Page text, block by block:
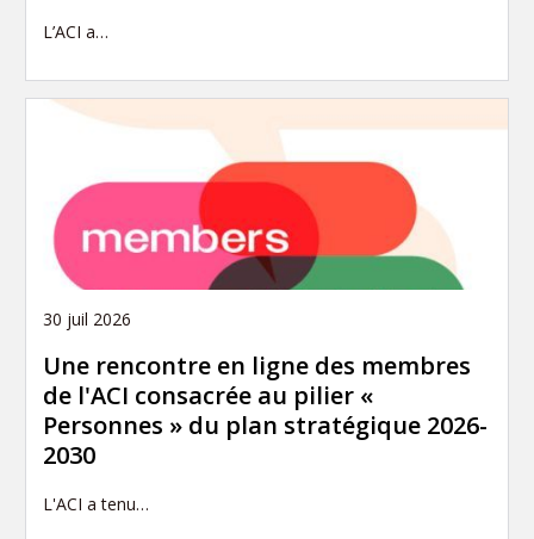
L’ACI a…
30 juil 2026
Une rencontre en ligne des membres
de l'ACI consacrée au pilier «
Personnes » du plan stratégique 2026-
2030
L'ACI a tenu…